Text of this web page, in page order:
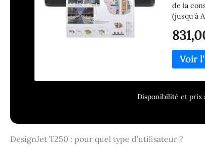
de la
(jusqu'à
travaux :
Les
rapidité
dotée
A1, et
Disponibilité et prix
DesignJet T250 : pour quel type d’utilisateur ?